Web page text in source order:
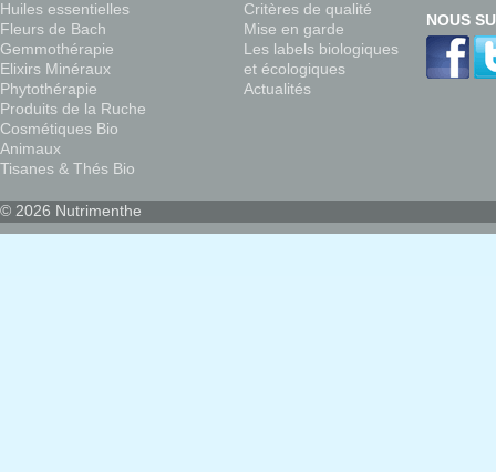
Huiles essentielles
Fleurs de Bach
Gemmothérapie
Elixirs Minéraux
Phytothérapie
Produits de la Ruche
Cosmétiques Bio
Animaux
Tisanes & Thés Bio
Critères de qualité
Mise en garde
Les labels biologiques
et écologiques
Actualités
NOUS
© 2026 Nutrimenthe